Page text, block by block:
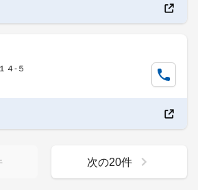
４-５
次の20件